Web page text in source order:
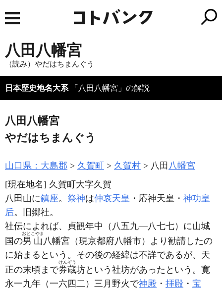
八田八幡宮
（読み）やだはちまんぐう
日本歴史地名大系 「八田八幡宮」の解説
八田八幡宮
やだはちまんぐう
山口県：大島郡 久賀町 久賀村 八田 八幡宮
[現在地名] 久賀町大字久賀
八田山に鎮座。 祭神は仲哀天皇 ・応神天皇・ 神功皇
后。旧郷社。
社伝によれば、貞観年中 （八五九―八七七） に山城
国の男山
おとこやま
八幡宮 （現京都府八幡市） より勧請したの
に始まるという。その後の経緯は不詳であるが、天
正の末頃まで券蔵
けんぞう
坊という社坊があったという。寛
永一九年 （一六四二） 三月野火で神殿 ・ 拝殿 ・ 宝